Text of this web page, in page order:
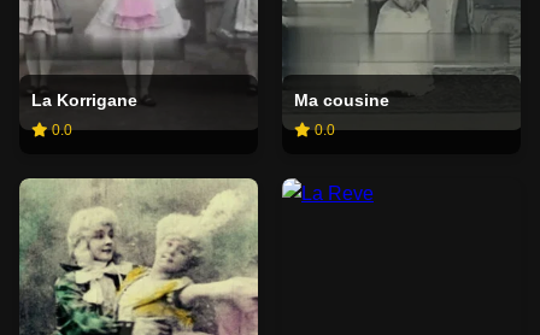
La Korrigane
0.0
Ma cousine
0.0